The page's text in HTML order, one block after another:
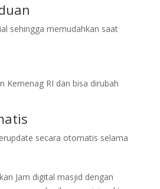
sehingga memudahkan saat
Kemenag RI dan bisa dirubah
secara otomatis selama
Jam digital masjid dengan